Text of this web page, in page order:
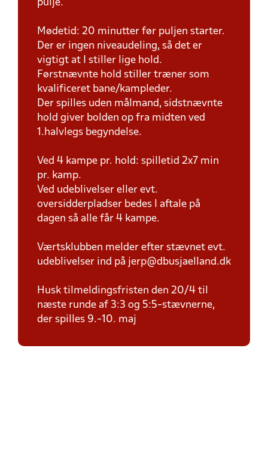
pulje.
Mødetid: 20 minutter før puljen starter.
Der er ingen niveaudeling, så det er
vigtigt at I stiller lige hold.
Førstnævnte hold stiller træner som
kvalificeret bane/kampleder.
Der spilles uden målmand, sidstnævnte
hold giver bolden op fra midten ved
1.halvlegs begyndelse.
Ved 4 kampe pr. hold: spilletid 2x7 min
pr. kamp.
Ved udeblivelser eller evt.
oversidderpladser bedes I aftale på
dagen så alle får 4 kampe.
Værtsklubben melder efter stævnet evt.
udeblivelser ind på jerp@dbusjaelland.dk
Husk tilmeldingsfristen den 20/4 til
næste runde af 3:3 og 5:5-stævnerne,
der spilles 9.-10. maj